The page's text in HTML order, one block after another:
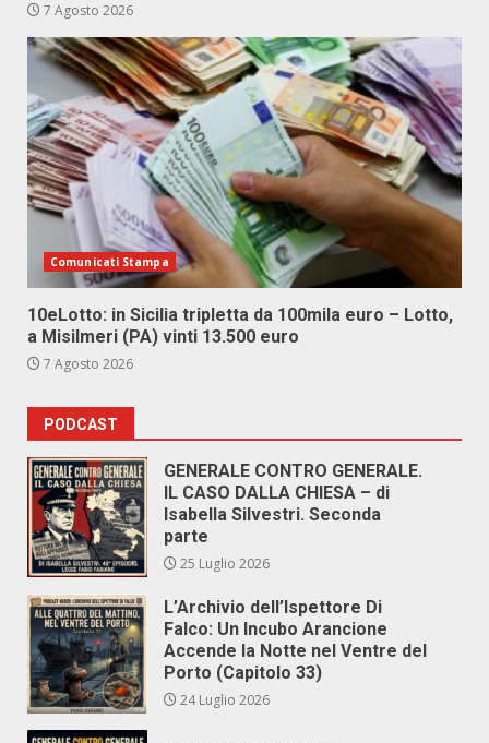
7 Agosto 2026
Comunicati Stampa
10eLotto: in Sicilia tripletta da 100mila euro – Lotto,
a Misilmeri (PA) vinti 13.500 euro
7 Agosto 2026
PODCAST
GENERALE CONTRO GENERALE.
IL CASO DALLA CHIESA – di
Isabella Silvestri. Seconda
parte
25 Luglio 2026
L’Archivio dell’Ispettore Di
Falco: Un Incubo Arancione
Accende la Notte nel Ventre del
Porto (Capitolo 33)
24 Luglio 2026